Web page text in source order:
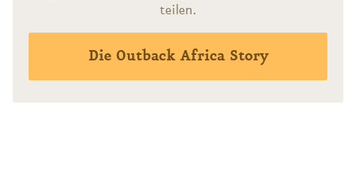
teilen.
Die Outback Africa Story